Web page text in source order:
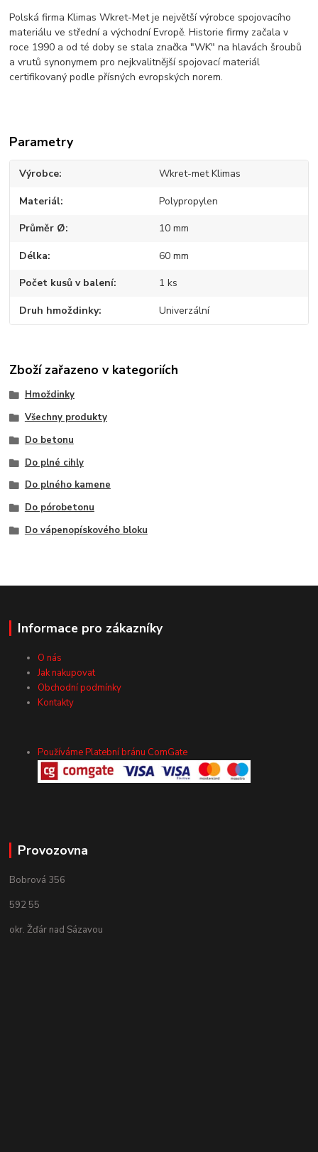
Polská firma Klimas Wkret-Met je největší výrobce spojovacího
materiálu ve střední a východní Evropě. Historie firmy začala v
roce 1990 a od té doby se stala značka "WK" na hlavách šroubů
a vrutů synonymem pro nejkvalitnější spojovací materiál
certifikovaný podle přísných evropských norem.
Parametry
Výrobce Wkret-met Klimas
Materiál Polypropylen
Průměr Ø 10 mm
Délka 60 mm
Počet kusů v balení 1 ks
Druh hmoždinky Univerzální
Zboží zařazeno v kategoriích
Hmoždinky
Všechny produkty
Do betonu
Do plné cihly
Do plného kamene
Do pórobetonu
Do vápenopískového bloku
Informace pro zákazníky
O nás
Jak nakupovat
Obchodní podmínky
Kontakty
Používáme Platební bránu ComGate
Provozovna
Bobrová 356
592 55
okr. Žďár nad Sázavou